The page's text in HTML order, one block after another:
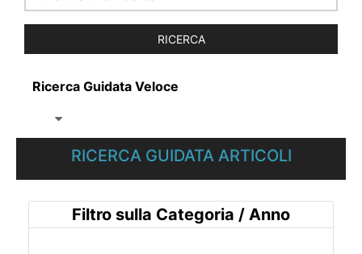
Ricerca Guidata Veloce
RICERCA GUIDATA ARTICOLI
Filtro sulla Categoria / Anno